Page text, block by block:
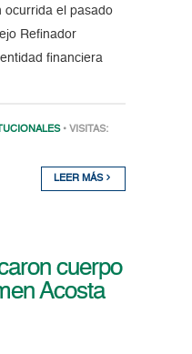
ocurrida el pasado
Refinador
financiera
• VISITAS:
LEER MÁS
cuerpo
Acosta